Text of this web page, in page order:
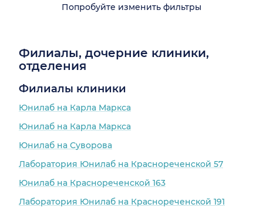
Попробуйте изменить фильтры
Филиалы, дочерние клиники,
отделения
Филиалы клиники
Юнилаб на Карла Маркса
Юнилаб на Карла Маркса
Юнилаб на Суворова
Лаборатория Юнилаб на Краснореченской 57
Юнилаб на Краснореченской 163
Лаборатория Юнилаб на Краснореченской 191